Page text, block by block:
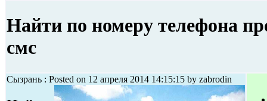
Найти по номеру телефона
смс
Сызрань : Posted on 12 апреля 2014 14:15:15 by zabrodin